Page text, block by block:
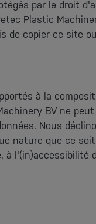
par le droit
Plastic
de copier ce site
à la
BV ne
Nous
nature que ce
l'(in)accessibilité